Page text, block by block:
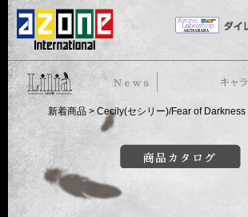
50cm doll
新着商品 > Cecily(セシリー)/Fear of Darkness II